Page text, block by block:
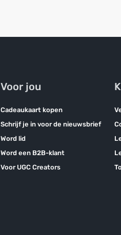
Voor jou
Cadeaukaart kopen
Schrijf je in voor de nieuwsbrief
Word lid
Word een B2B-klant
Voor UGC Creators